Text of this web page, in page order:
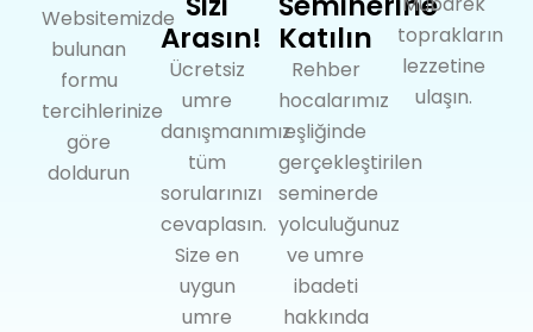
Websitemizde
bulunan
formu
tercihlerinize
göre
doldurun
Arasın!
Ücretsiz
umre
danışmanımız
tüm
sorularınızı
cevaplasın.
Size en
uygun
umre
Katılın
Rehber
hocalarımız
eşliğinde
gerçekleştirilen
seminerde
yolculuğunuz
ve umre
ibadeti
hakkında
toprakların
lezzetine
ulaşın.